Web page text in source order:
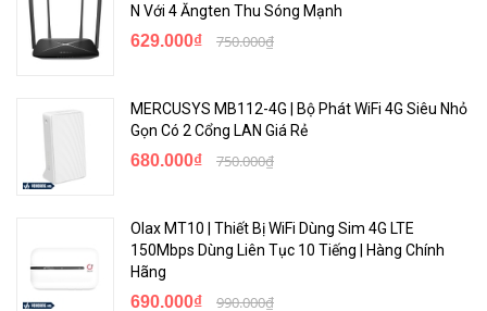
<Hotline: 0828.011.011 - (028)7300.2021 - VoHoang.vn>
N Với 4 Ăngten Thu Sóng Mạnh
629.000₫ 750.000₫
MERCUSYS MB112-4G | Bộ Phát WiFi 4G Siêu Nhỏ
Gọn Có 2 Cổng LAN Giá Rẻ
680.000₫ 750.000₫
Olax MT10 | Thiết Bị WiFi Dùng Sim 4G LTE
150Mbps Dùng Liên Tục 10 Tiếng | Hàng Chính
Hãng
690.000₫ 990.000₫